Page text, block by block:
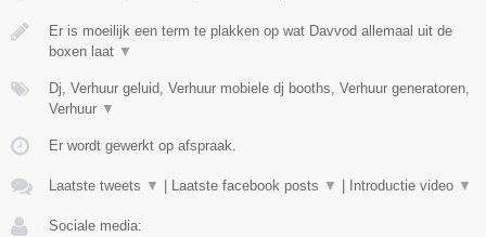
Er is moeilijk een term te plakken op wat Davvod allemaal uit de
boxen laat ▼
Dj, Verhuur geluid, Verhuur mobiele dj booths, Verhuur generatoren,
Verhuur ▼
Er wordt gewerkt op afspraak.
Laatste tweets ▼ | Laatste facebook posts ▼ | Introductie video ▼
Sociale media: